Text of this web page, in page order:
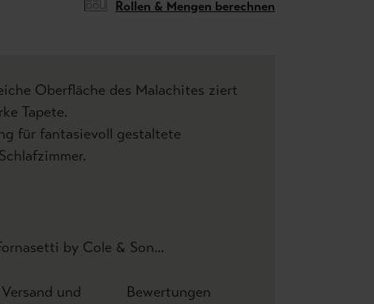
Rollen & Mengen berechnen
Oberfläche des Malachites ziert
Tapete.
für fantasievoll gestaltete
by Cole & Son...
Versand und
Bewertungen